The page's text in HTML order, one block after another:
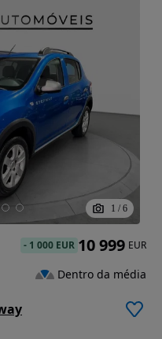
1 / 6
- 1 000 EUR 10 999 EUR
Dentro da média